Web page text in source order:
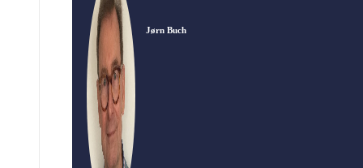
Jørn Buch